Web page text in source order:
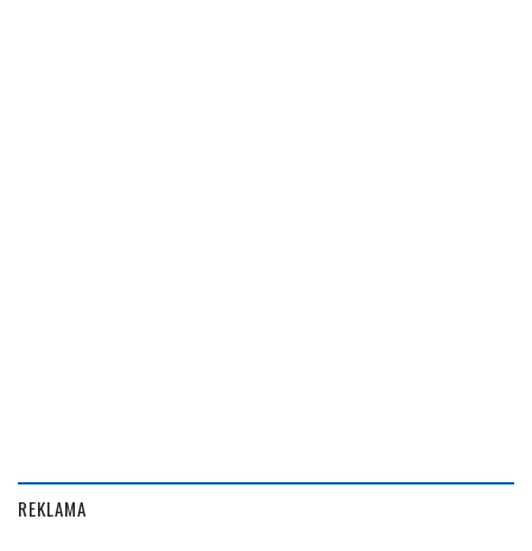
REKLAMA